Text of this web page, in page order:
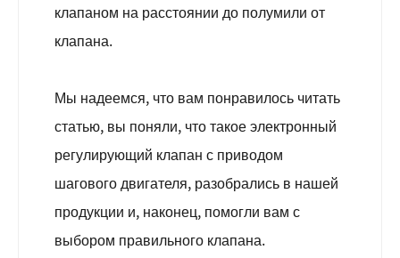
клапаном на расстоянии до полумили от
клапана.
Мы надеемся, что вам понравилось читать
статью, вы поняли, что такое электронный
регулирующий клапан с приводом
шагового двигателя, разобрались в нашей
продукции и, наконец, помогли вам с
выбором правильного клапана.